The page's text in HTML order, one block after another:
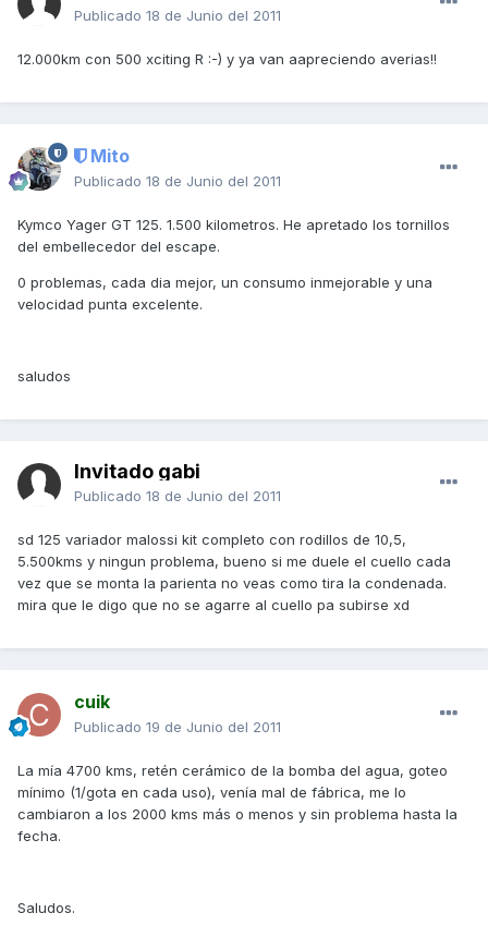
Publicado 18 de Junio del 2011
12.000km con 500 xciting R :-) y ya van aapreciendo averias!!
Mito
Publicado 18 de Junio del 2011
Kymco Yager GT 125. 1.500 kilometros. He apretado los tornillos
del embellecedor del escape.
0 problemas, cada dia mejor, un consumo inmejorable y una
velocidad punta excelente.
saludos
Invitado gabi
Publicado 18 de Junio del 2011
sd 125 variador malossi kit completo con rodillos de 10,5,
5.500kms y ningun problema, bueno si me duele el cuello cada
vez que se monta la parienta no veas como tira la condenada.
mira que le digo que no se agarre al cuello pa subirse xd
cuik
Publicado 19 de Junio del 2011
La mía 4700 kms, retén cerámico de la bomba del agua, goteo
mínimo (1/gota en cada uso), venía mal de fábrica, me lo
cambiaron a los 2000 kms más o menos y sin problema hasta la
fecha.
Saludos.